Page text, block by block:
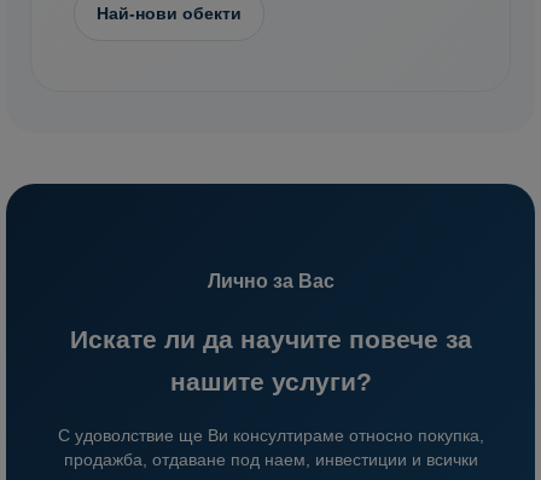
Най-нови обекти
Лично за Вас
Искате ли да научите повече за
нашите услуги?
С удоволствие ще Ви консултираме относно покупка,
продажба, отдаване под наем, инвестиции и всички